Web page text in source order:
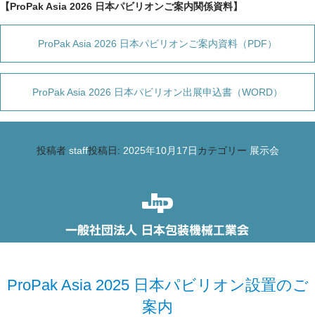
【ProPak Asia 2026 日本パビリオンご案内関係資料】
ProPak Asia 2026 日本パビリオンご案内資料（PDF）
ProPak Asia 2026 日本パビリオン出展申込書（WORD）
投稿者 staff投稿日: 2025年10月17日 カテゴリー 展示会
ProPak Asia 2025 日本パビリオン設置のご
案内